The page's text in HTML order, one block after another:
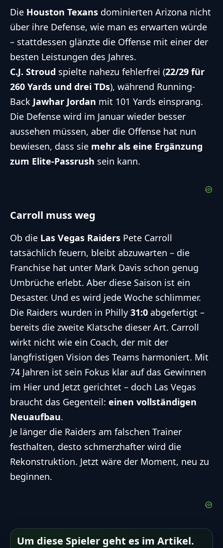
Die Houston Texans dominierten Arizona nicht
über ihre Defense, wie man es erwarten würde
– stattdessen glänzte die Offense mit einer der
besten Leistungen des Jahres.
C.J. Stroud spielte nahezu fehlerfrei (22/29 für
260 Yards und drei TDs), während Running-
Back Jawhar Jordan mit 101 Yards einsprang.
Die Defense wird im Januar wieder besser
aussehen müssen, aber die Offense hat nun
bewiesen, dass sie mehr als eine Ergänzung
zum Elite-Passrush sein kann.
Carroll muss weg
Ob die Las Vegas Raiders Pete Carroll
tatsächlich feuern, bleibt abzuwarten – die
Franchise hat unter Mark Davis schon genug
Umbrüche erlebt. Aber diese Saison ist ein
Desaster. Und es wird jede Woche schlimmer.
Die Raiders wurden in Philly 31:0 abgefertigt –
bereits die zweite Klatsche dieser Art. Carroll
wirkt nicht wie ein Coach, der mit der
langfristigen Vision des Teams harmoniert. Mit
74 Jahren ist sein Fokus klar auf das Gewinnen
im Hier und Jetzt gerichtet – doch Las Vegas
braucht das Gegenteil: einen vollständigen
Neuaufbau.
Je länger die Raiders am falschen Trainer
festhalten, desto schmerzhafter wird die
Rekonstruktion. Jetzt wäre der Moment, neu zu
beginnen.
Um diese Spieler geht es im Artikel.